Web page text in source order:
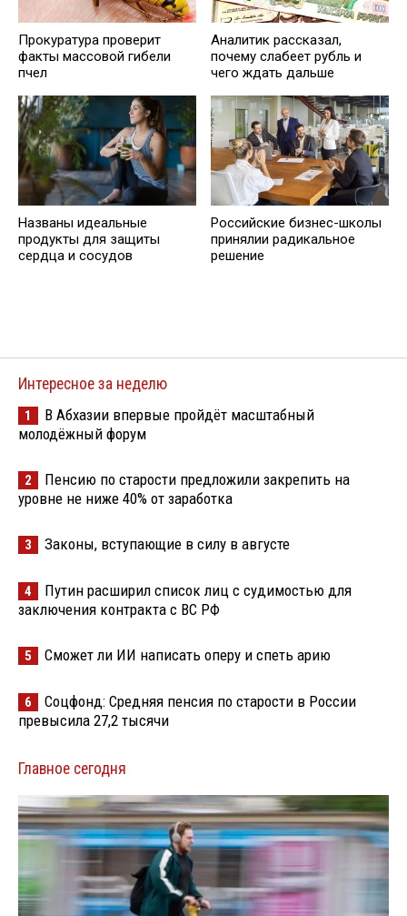
Прокуратурa проверит
факты массовой гибели
пчел
Анaлитик рассказал,
почему слабеет рубль и
чего ждать дальше
Названы идеальные
продукты для защиты
сердца и сосудов
Российские бизнес-школы
принялии радикальное
решение
Интересное за неделю
1
В Абхазии впервые пройдёт масштабный
молодёжный форум
2
Пенсию по старости предложили закрепить на
уровне не ниже 40% от заработка
3 Законы, вступающие в силу в августе
4
Путин расширил список лиц с судимостью для
заключения контракта с ВС РФ
5 Сможет ли ИИ написать оперу и спеть арию
6
Соцфонд: Средняя пенсия по старости в России
превысила 27,2 тысячи
Главное сегодня